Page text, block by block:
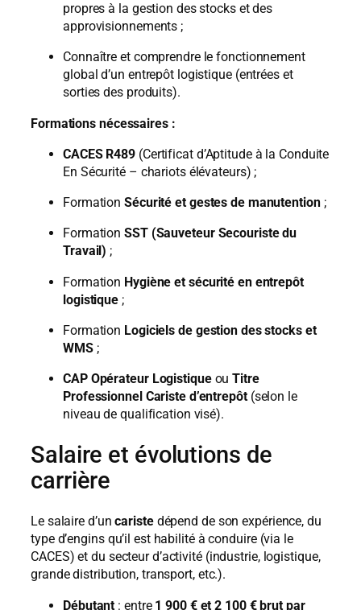
propres à la gestion des stocks et des
approvisionnements ;
Connaître et comprendre le fonctionnement
global d’un entrepôt logistique (entrées et
sorties des produits).
Formations nécessaires :
CACES R489 (Certificat d’Aptitude à la Conduite
En Sécurité – chariots élévateurs) ;
Formation Sécurité et gestes de manutention;
Formation SST (Sauveteur Secouriste du
Travail) ;
Formation Hygiène et sécurité en entrepôt
logistique ;
Formation Logiciels de gestion des stocks et
WMS;
CAP Opérateur LogistiqueouTitre
Professionnel Cariste d’entrepôt(selon le
niveau de qualification visé).
Salaire et évolutions de
carrière
Le salaire d’uncaristedépend de son expérience, du
type d’engins qu’il est habilité à conduire (via le
CACES) et du secteur d’activité (industrie, logistique,
grande distribution, transport, etc.).
Débutant : entre 1 900 € et 2 100 € brut par